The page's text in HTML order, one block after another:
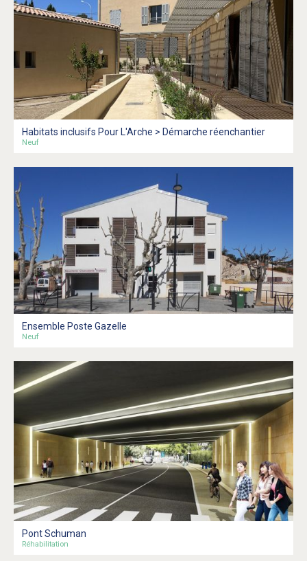
Habitats inclusifs Pour L'Arche > Démarche réenchantier
Neuf
Ensemble Poste Gazelle
Neuf
Pont Schuman
Réhabilitation